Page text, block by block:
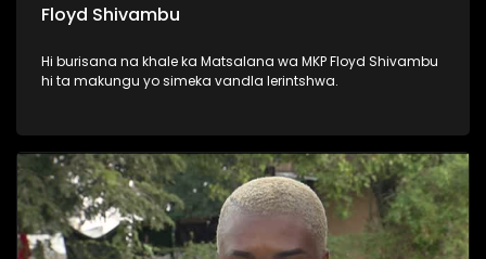
Floyd Shivambu
Hi burisana na khale ka Matsalana wa MKP Floyd Shivambu
hi ta makungu yo simeka vandla lerintshwa.